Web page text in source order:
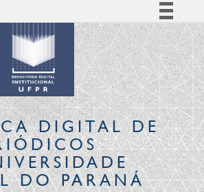
Simplifique!
Comunica BR
Participe
Acesso à informação
Legislação
Canais
DIGITALDE
DO PARANÁ